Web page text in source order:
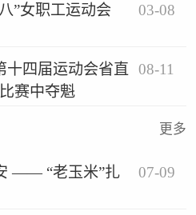
”女职工运动会 03-08
十四届运动会省直
赛中夺魁
08-11
更多
—— “老玉米”扎
07-09